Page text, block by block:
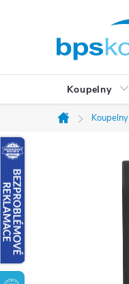
Koupelny
Domů
Koupelny